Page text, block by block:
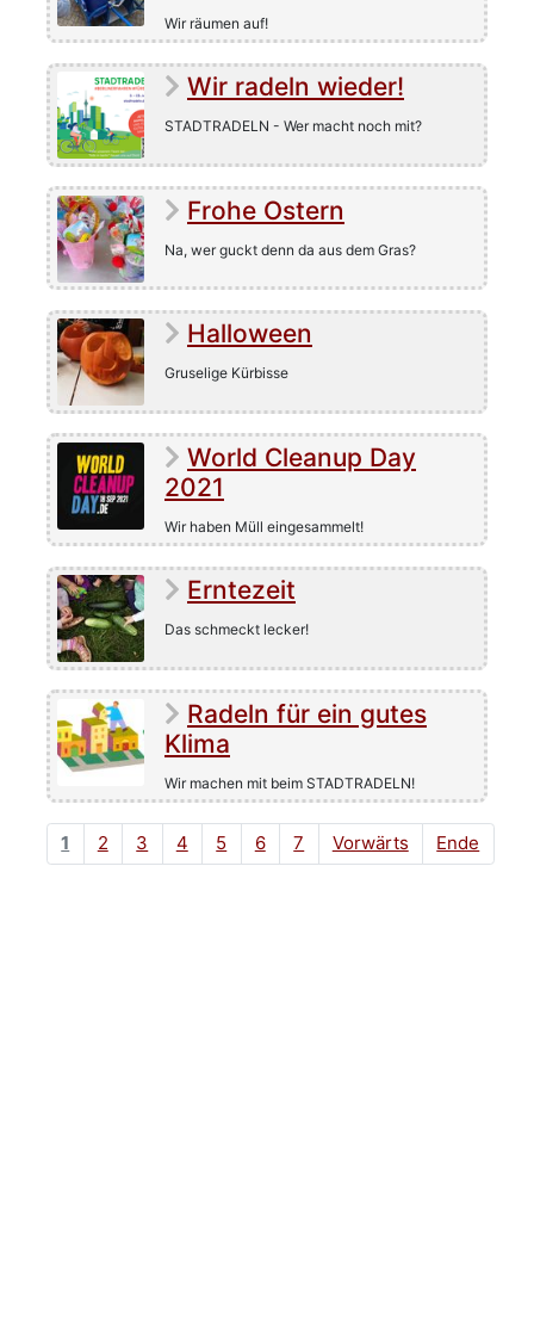
Wir räumen auf!
Wir radeln wieder!
STADTRADELN - Wer macht noch mit?
Frohe Ostern
Na, wer guckt denn da aus dem Gras?
Halloween
Gruselige Kürbisse
World Cleanup Day
2021
Wir haben Müll eingesammelt!
Erntezeit
Das schmeckt lecker!
Radeln für ein gutes
Klima
Wir machen mit beim STADTRADELN!
1 2 3 4 5 6 7 Vorwärts Ende